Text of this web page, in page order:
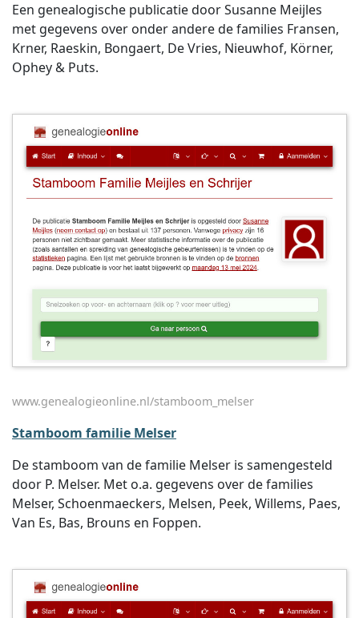
Een genealogische publicatie door Susanne Meijles
met gegevens over onder andere de families Fransen,
Krner, Raeskin, Bongaert, De Vries, Nieuwhof, Körner,
Ophey & Puts.
www.genealogieonline.nl/stamboom_melser
Stamboom familie Melser
De stamboom van de familie Melser is samengesteld
door P. Melser. Met o.a. gegevens over de families
Melser, Schoenmaeckers, Melsen, Peek, Willems, Paes,
Van Es, Bas, Brouns en Foppen.